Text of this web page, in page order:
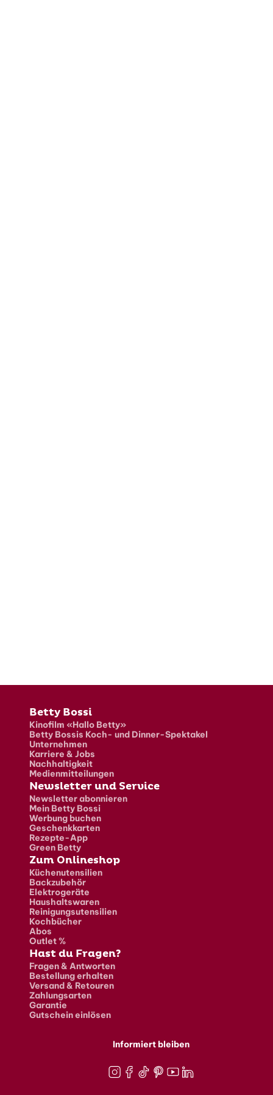
Fusszeile
Betty Bossi
Kinofilm «Hallo Betty»
Betty Bossis Koch- und Dinner-Spektakel
Unternehmen
Karriere & Jobs
Nachhaltigkeit
Medienmitteilungen
Newsletter und Service
Newsletter abonnieren
Mein Betty Bossi
Werbung buchen
Geschenkkarten
Rezepte-App
Green Betty
Zum Onlineshop
Küchenutensilien
Backzubehör
Elektrogeräte
Haushaltswaren
Reinigungsutensilien
Kochbücher
Abos
Outlet %
Hast du Fragen?
Fragen & Antworten
Bestellung erhalten
Versand & Retouren
Zahlungsarten
Garantie
Gutschein einlösen
Informiert bleiben